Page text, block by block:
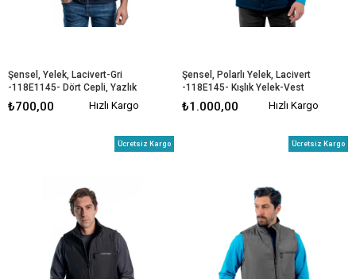
Şensel, Yelek, Lacivert-Gri
-118E1145- Dört Cepli, Yazlık
Yelek
₺700,00 Hızlı Kargo
Şensel, Polarlı Yelek, Lacivert
-118E145- Kışlık Yelek-Vest
₺1.000,00 Hızlı Kargo
Ücretsiz Kargo Ücretsiz Kargo